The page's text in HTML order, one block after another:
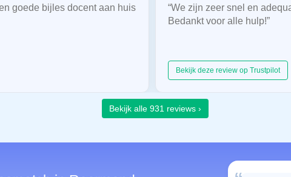
goede bijles docent aan huis
“We zijn zeer snel en
Bedankt voor alle hulp!”
Bekijk deze review op Trustpilot
Bekijk alle 931 reviews ›